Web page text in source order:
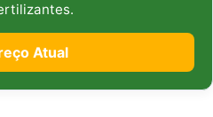
Atual